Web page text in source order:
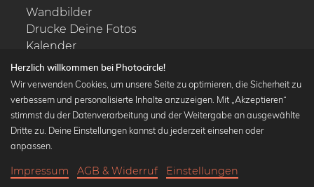
Wandbilder
Drucke Deine Fotos
Kalender
Beliebte Kollektionen
Wandbilder in schwarz-weiß
Klassiker der Kunstgeschichte
Herzlich willkommen bei Photocircle!
Wir verwenden Cookies, um unsere Seite zu optimieren, die Sicherheit zu
verbessern und personalisierte Inhalte anzuzeigen. Mit „Akzeptieren“
stimmst du der Datenverarbeitung und der Weitergabe an ausgewählte
Dritte zu. Deine Einstellungen kannst du jederzeit einsehen oder
anpassen.
Impressum AGB & Widerruf Einstellungen